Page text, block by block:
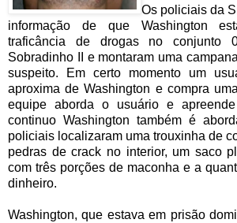
Os policiais da
informação de que Washington
traficância de drogas no
Sobradinho II e montaram uma
suspeito. Em certo momento um
aproxima de Washington e compra
equipe aborda o usuário e
continuo Washington também é
policiais localizaram uma trouxinha de
pedras de crack no interior, um saco
com três porções de maconha e a
dinheiro.
Washington, que estava em prisão